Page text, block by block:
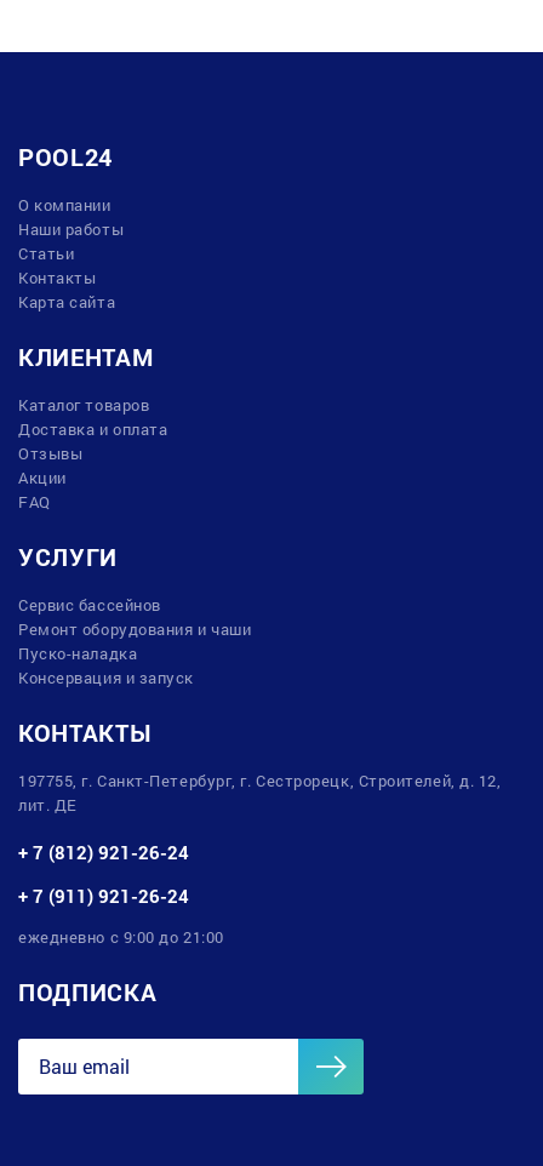
POOL24
О компании
Наши работы
Статьи
Контакты
Карта сайта
КЛИЕНТАМ
Каталог товаров
Доставка и оплата
Отзывы
Акции
FAQ
УСЛУГИ
Сервис бассейнов
Ремонт оборудования и чаши
Пуско-наладка
Консервация и запуск
КОНТАКТЫ
197755, г. Санкт-Петербург, г. Сестрорецк, Строителей, д. 12,
лит. ДЕ
+ 7 (812) 921-26-24
+ 7 (911) 921-26-24
ежедневно с 9:00 до 21:00
ПОДПИСКА